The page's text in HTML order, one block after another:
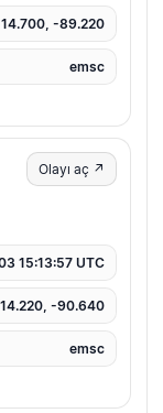
14.700, -89.220
emsc
Olayı aç ↗
15:13:57 UTC
14.220, -90.640
emsc